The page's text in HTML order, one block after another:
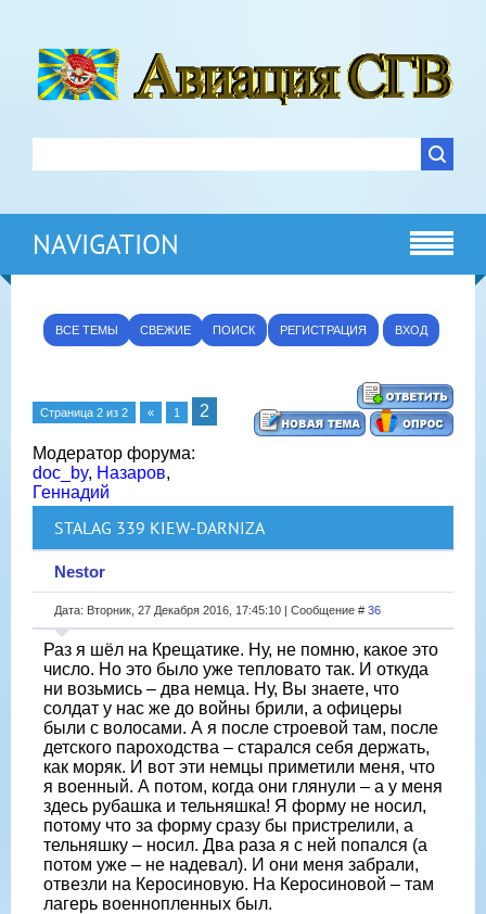
NAVIGATION
ВСЕ ТЕМЫ СВЕЖИЕ ПОИСК РЕГИСТРАЦИЯ ВХОД
Страница 2 из 2 « 1 2
Модератор форума:
doc_by, Назаров,
Геннадий
STALAG 339 KIEW-DARNIZA
Nestor
Дата: Вторник, 27 Декабря 2016, 17:45:10 | Сообщение # 36
Раз я шёл на Крещатике. Ну, не помню, какое это
число. Но это было уже тепловато так. И откуда
ни возьмись – два немца. Ну, Вы знаете, что
солдат у нас же до войны брили, а офицеры
были с волосами. А я после строевой там, после
детского пароходства – старался себя держать,
как моряк. И вот эти немцы приметили меня, что
я военный. А потом, когда они глянули – а у меня
здесь рубашка и тельняшка! Я форму не носил,
потому что за форму сразу бы пристрелили, а
тельняшку – носил. Два раза я с ней попался (а
потом уже – не надевал). И они меня забрали,
отвезли на Керосиновую. На Керосиновой – там
лагерь военнопленных был.